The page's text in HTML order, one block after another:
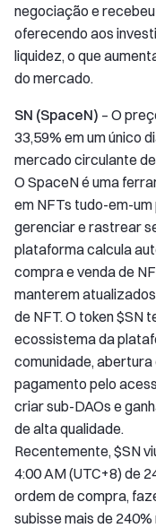
negociação e
oferecendo aos
liquidez, o que
do mercado.
SN (SpaceN) – O
33,59% em um único
mercado circulante de
O SpaceN é uma
em NFTs tudo-em-
gerenciar e rastrear
plataforma calcula
compra e venda de
manterem
de NFT. O token $SN
ecossistema da
comunidade,
pagamento pelo
criar sub-DAOs e
de alta qualidade.
Recentemente, $SN
4:00 AM (UTC+8) de
ordem de compra,
subisse mais de